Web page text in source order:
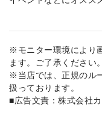
※モニター環境により
ます。ご了承ください。
※当店では、正規のル
扱っております。
■広告文責：株式会社